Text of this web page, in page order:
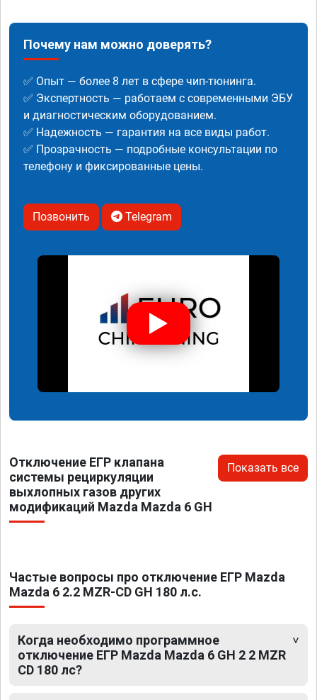
Почему нам можно доверять?
✅ Опыт — более 8 лет в сфере чип-тюнинга.
✅ Экспертность — работаем с современными ЭБУ
и диагностическим оборудованием.
✅ Надежность — гарантия на все виды работ.
✅ Прозрачность — подробные консультации по
телефону и фиксированные цены.
Позвонить Telegram
Отключение ЕГР клапана
системы рециркуляции
выхлопных газов других
модификаций Mazda Mazda 6 GH
Показать все
Частые вопросы про отключение ЕГР Mazda
Mazda 6 2.2 MZR-CD GH 180 л.с.
Когда необходимо программное
отключение ЕГР Mazda Mazda 6 GH 2 2 MZR
CD 180 лс?